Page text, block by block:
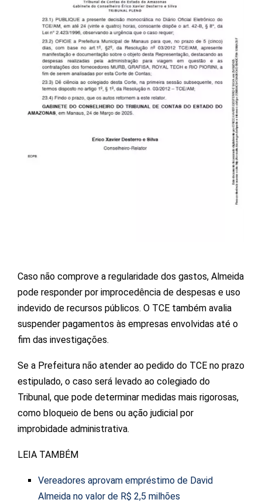
Caso não comprove a regularidade dos gastos, Almeida
pode responder por improcedência de despesas e uso
indevido de recursos públicos. O TCE também avalia
suspender pagamentos às empresas envolvidas até o
fim das investigações.
Se a Prefeitura não atender ao pedido do TCE no prazo
estipulado, o caso será levado ao colegiado do
Tribunal, que pode determinar medidas mais rigorosas,
como bloqueio de bens ou ação judicial por
improbidade administrativa.
LEIA TAMBÉM
Vereadores aprovam empréstimo de David
Almeida no valor de R$ 2,5 milhões